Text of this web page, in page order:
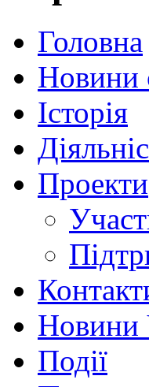
Головна
Новини
Історія
Проекти
Новини
Події